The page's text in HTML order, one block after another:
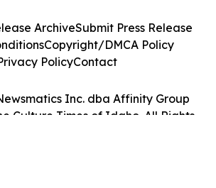
Inc. dba Affinity Group
Culture Times of Idaho. All Rights
ArchiveSubmit Press Release
Copyright/DMCA Policy
PolicyContact